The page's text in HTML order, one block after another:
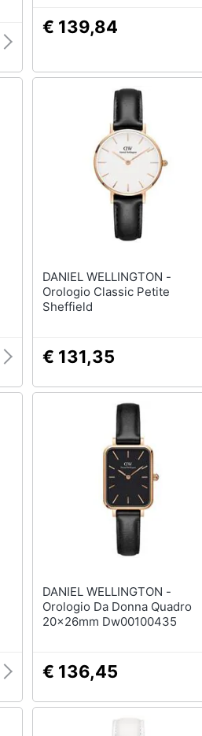
€ 139,84
DANIEL WELLINGTON -
Orologio Classic Petite
Sheffield
€ 131,35
DANIEL WELLINGTON -
Orologio Da Donna Quadro
20x26mm Dw00100435
€ 136,45